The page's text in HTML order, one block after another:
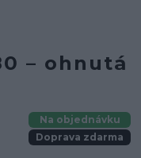
– ohnutá
Na objednávku
Doprava zdarma